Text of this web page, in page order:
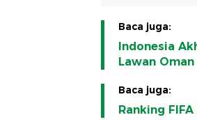
Baca juga:
Indonesia
Lawan Oman
Baca juga:
Ranking